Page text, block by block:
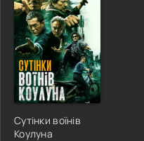
Сутінки воїнів
Коулуна